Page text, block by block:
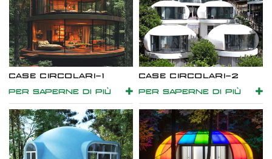
CASE CIRCOLARI-1
PER SAPERNE DI PIÙ
CASE CIRCOLARI-2
PER SAPERNE DI PIÙ